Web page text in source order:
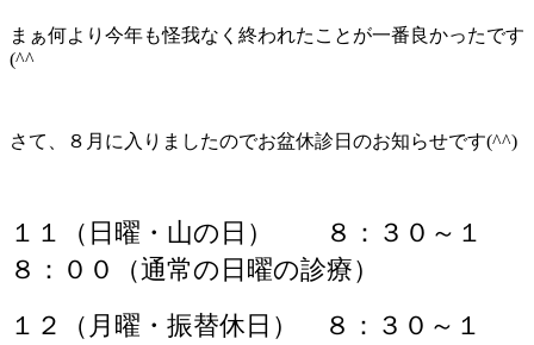
まぁ何より今年も怪我なく終われたことが一番良かったです
(^^
さて、８月に入りましたのでお盆休診日のお知らせです(^^)
１１（日曜・山の日） ８：３０～１
８：００（通常の日曜の診療）
１２（月曜・振替休日） ８：３０～１